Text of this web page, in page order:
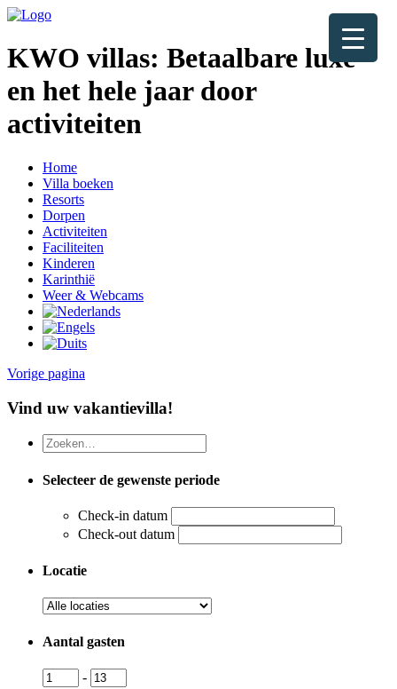
KWO villas: Betaalbare luxe
en het hele jaar door
activiteiten
Home
Villa boeken
Resorts
Dorpen
Activiteiten
Faciliteiten
Kinderen
Karinthië
Weer & Webcams
Vorige pagina
Vind uw vakantievilla!
Selecteer de gewenste periode
Check-in datum
Check-out datum
Locatie
Aantal gasten
-